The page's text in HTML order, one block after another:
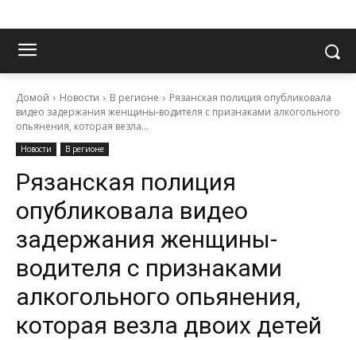
Домой Новости В регионе
Рязанская полиция опубликовала
видео задержания женщины-водителя с признаками алкогольного
опьянения, которая везла...
Новости В регионе
Рязанская полиция
опубликовала видео
задержания женщины-
водителя с признаками
алкогольного опьянения,
которая везла двоих детей